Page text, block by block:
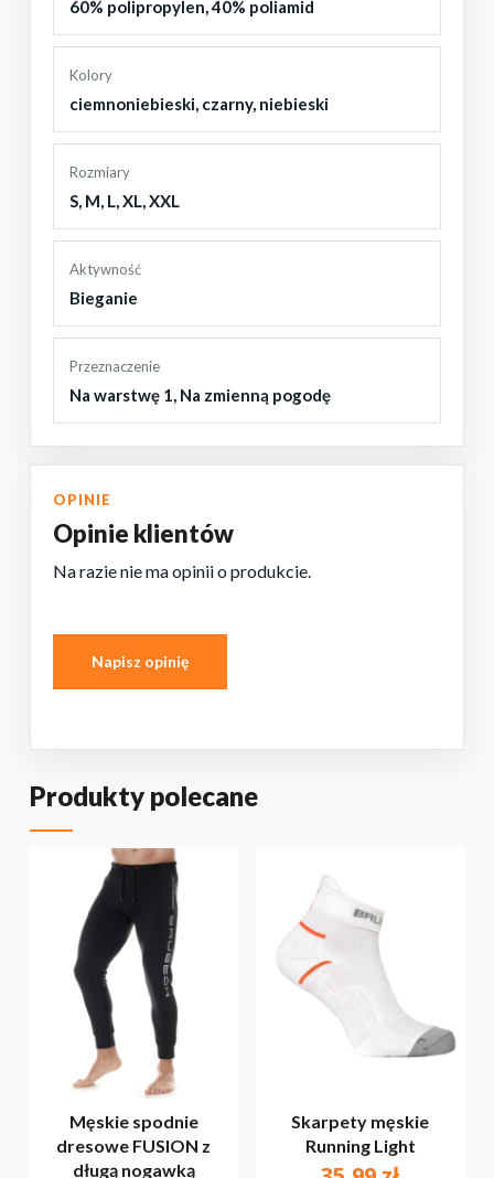
60% polipropylen, 40% poliamid
Kolory
ciemnoniebieski, czarny, niebieski
Rozmiary
S, M, L,XL,XXL
Aktywność
Bieganie
Przeznaczenie
Na warstwę 1, Na zmienną pogodę
OPINIE
Opinie klientów
Na razie nie ma opinii o produkcie.
Napisz opinię
Produkty polecane
Męskie spodnie
dresowe FUSION z
długą nogawką
Skarpety męskie
Running Light